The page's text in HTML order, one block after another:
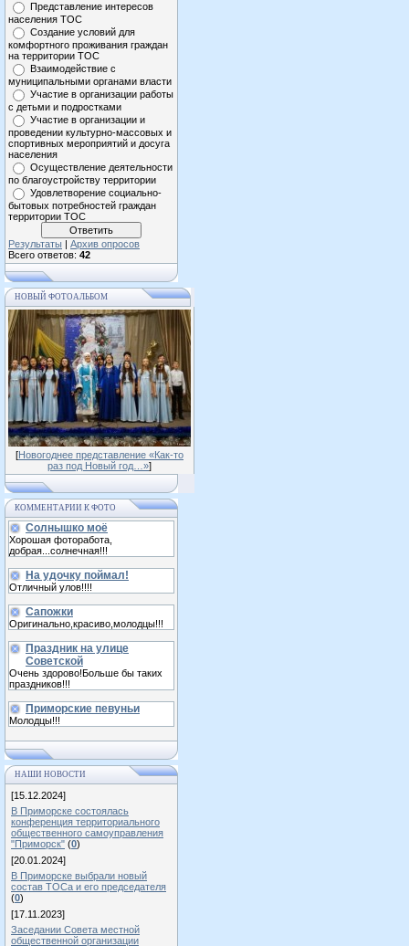
Представление интересов
населения ТОС
Создание условий для
комфортного проживания граждан
на территории ТОС
Взаимодействие с
муниципальными органами власти
Участие в организации работы
с детьми и подростками
Участие в организации и
проведении культурно-массовых и
спортивных мероприятий и досуга
населения
Осуществление деятельности
по благоустройству территории
Удовлетворение социально-
бытовых потребностей граждан
территории ТОС
Результаты | Архив опросов
Всего ответов: 42
НОВЫЙ ФОТОАЛЬБОМ
[Новогоднее представление «Как-то
раз под Новый год…»]
КОММЕНТАРИИ К ФОТО
Солнышко моё
Хорошая фоторабота,
добрая...солнечная!!!
На удочку поймал!
Отличный улов!!!!
Сапожки
Оригинально,красиво,молодцы!!!
Праздник на улице
Советской
Очень здорово!Больше бы таких
праздников!!!
Приморские певуньи
Молодцы!!!
НАШИ НОВОСТИ
[15.12.2024]
В Приморске состоялась
конференция территориального
общественного самоуправления
"Приморск" (0)
[20.01.2024]
В Приморске выбрали новый
состав ТОСа и его председателя
(0)
[17.11.2023]
Заседании Совета местной
общественной организации